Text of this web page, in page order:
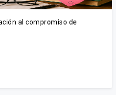
al compromiso de